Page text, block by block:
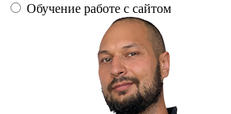
Обучение работе с сайтом